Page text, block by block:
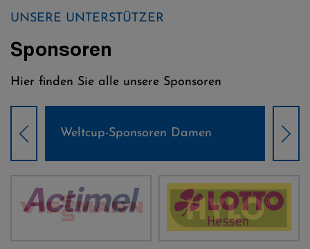
UNSERE UNTERSTÜTZER
Sponsoren
Hier finden Sie alle unsere Sponsoren
Weltcup-Sponsoren Damen